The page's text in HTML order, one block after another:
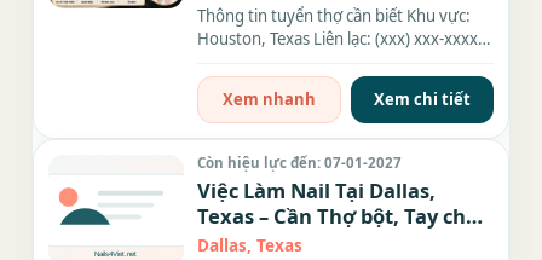
Thông tin tuyển thợ cần biết Khu vực:
Houston, Texas Liên lạc: (xxx) xxx-xxxx
Xem nhanh
Xem chi tiết
Còn hiệu lực đến: 07-01-2027
Việc Làm Nail Tại Dallas,
Texas – Cần Thợ bột, Tay chân
nước, Dip
Dallas, Texas